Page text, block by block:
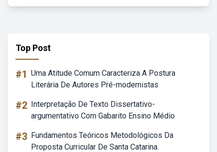
Top Post
#1 Uma Atitude Comum Caracteriza A Postura
Literária De Autores Pré-modernistas
#2 Interpretação De Texto Dissertativo-
argumentativo Com Gabarito Ensino Médio
#3 Fundamentos Teóricos Metodológicos Da
Proposta Curricular De Santa Catarina.